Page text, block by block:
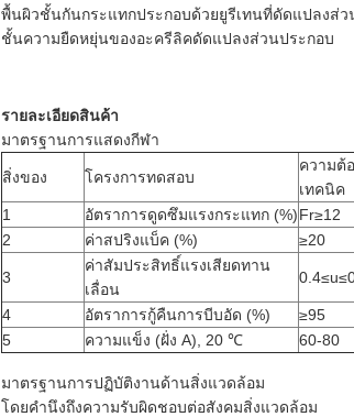
พื้นผิวชั้นกันกระแทกประกอบด้วยยูรีเทนที่ดัดแปลงส่ว
ชั้นความยืดหยุ่นของอะครีลิคดัดแปลงส่วนประกอบ
รายละเอียดสินค้า
มาตรฐานการแสดงกีฬา
สิ่งของ โครงการทดสอบ
ความต้
เทคนิค
1 อัตราการดูดซึมแรงกระแทก (%)Fr≥12
2
ค่าสปริงแบ็ค (%) ≥20
3
ค่าสัมประสิทธิ์แรงเสียดทาน
เลื่อน
4 อัตราการกู้คืนการบีบอัด (%) ≥95
5
ความแข็ง (ฝั่ง A), 20 ℃ 60-80
มาตรฐานการปฏิบัติงานด้านสิ่งแวดล้อม
โดยคำนึงถึงความรับผิดชอบต่อสังคมสิ่งแวดล้อม